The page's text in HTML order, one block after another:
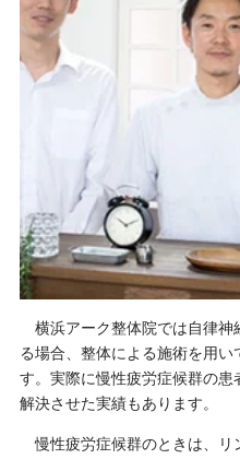
横浜アーク整体院では自律神
る場合、整体による施術を用
す。実際に慢性疲労症候群の
解決させた実績もあります。
慢性疲労症候群のときは、リ